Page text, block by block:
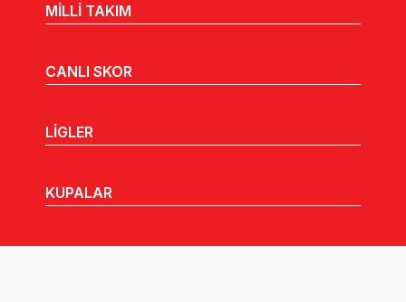
MİLLİ TAKIM
CANLI SKOR
LİGLER
KUPALAR